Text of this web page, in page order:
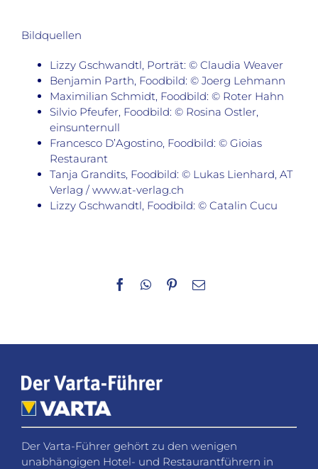
Bildquellen
Lizzy Gschwandtl, Porträt: © Claudia Weaver
Benjamin Parth, Foodbild: © Joerg Lehmann
Maximilian Schmidt, Foodbild: © Roter Hahn
Silvio Pfeufer, Foodbild: © Rosina Ostler,
einsunternull
Francesco D’Agostino, Foodbild: © Gioias
Restaurant
Tanja Grandits, Foodbild: © Lukas Lienhard, AT
Verlag / www.at-verlag.ch
Lizzy Gschwandtl, Foodbild: © Catalin Cucu
Facebook
WhatsApp
Pinterest
E-
Der Varta-Führer gehört zu den wenigen
unabhängigen Hotel- und Restaurantführern in